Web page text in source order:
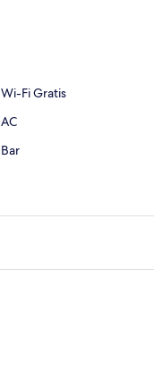
Wi-Fi Gratis
AC
Bar